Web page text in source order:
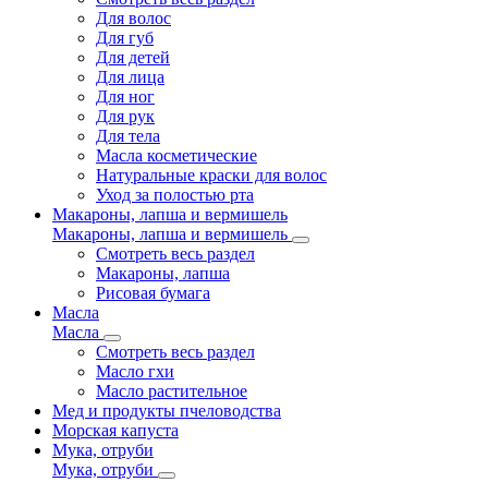
Для волос
Для губ
Для детей
Для лица
Для ног
Для рук
Для тела
Масла косметические
Натуральные краски для волос
Уход за полостью рта
Макароны, лапша и вермишель
Макароны, лапша и вермишель
Смотреть весь раздел
Макароны, лапша
Рисовая бумага
Масла
Масла
Смотреть весь раздел
Масло гхи
Масло растительное
Мед и продукты пчеловодства
Морская капуста
Мука, отруби
Мука, отруби